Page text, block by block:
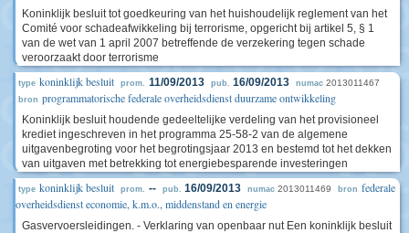
Koninklijk besluit tot goedkeuring van het huishoudelijk reglement van het
Comité voor schadeafwikkeling bij terrorisme, opgericht bij artikel 5, § 1
van de wet van 1 april 2007 betreffende de verzekering tegen schade
veroorzaakt door terrorisme
type koninklijk besluit prom. 11/09/2013 pub. 16/09/2013 numac 2013011467
bron programmatorische federale overheidsdienst duurzame ontwikkeling
Koninklijk besluit houdende gedeeltelijke verdeling van het provisioneel
krediet ingeschreven in het programma 25-58-2 van de algemene
uitgavenbegroting voor het begrotingsjaar 2013 en bestemd tot het dekken
van uitgaven met betrekking tot energiebesparende investeringen
type koninklijk besluit prom. -- pub. 16/09/2013 numac 2013011469 bron federale
overheidsdienst economie, k.m.o., middenstand en energie
Gasvervoersleidingen. - Verklaring van openbaar nut Een koninklijk besluit